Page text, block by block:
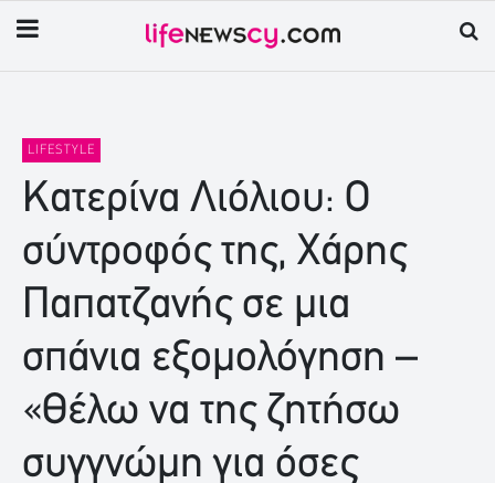
LIFESTYLE
Κατερίνα Λιόλιου: Ο
σύντροφός της, Χάρης
Παπατζανής σε μια
σπάνια εξομολόγηση –
«Θέλω να της ζητήσω
συγγνώμη για όσες